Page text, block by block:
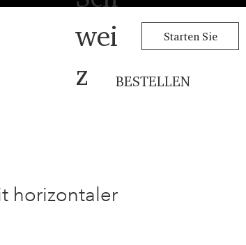
BESTELLEN
Starten Sie
wei
z
horizontaler